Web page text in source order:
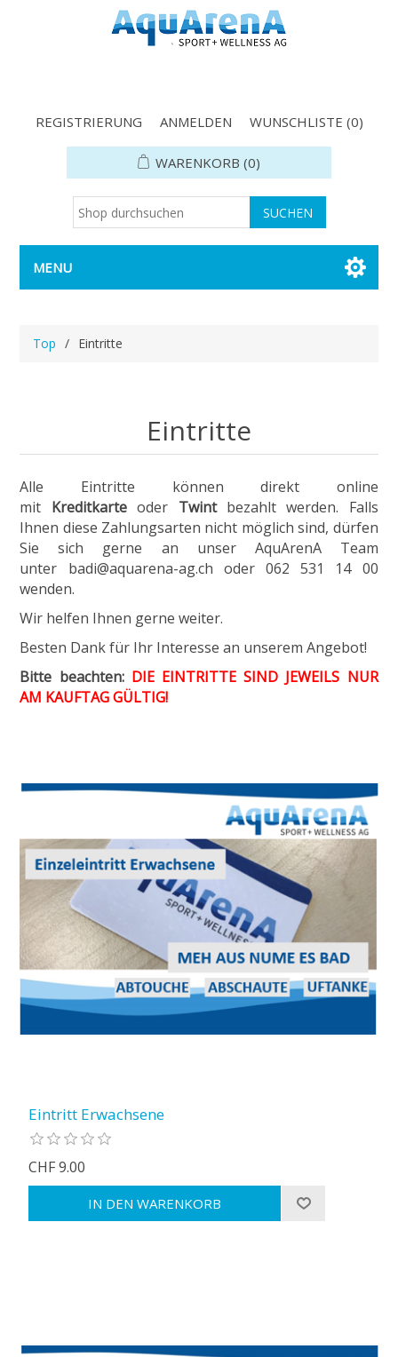
REGISTRIERUNG ANMELDEN WUNSCHLISTE (0)
WARENKORB (0)
MENU
Top / Eintritte
Eintritte
Alle Eintritte können direkt online
mit Kreditkarteoder Twintbezahlt werden. Falls
Ihnen diese Zahlungsarten nicht möglich sind, dürfen
Sie sich gerne an unser AquArenA Team
unter badi@aquarena-ag.ch oder 062 531 14 00
wenden.
Wir helfen Ihnen gerne weiter.
Besten Dank für Ihr Interesse an unserem Angebot!
Bitte beachten: DIE EINTRITTE SIND JEWEILS NUR
AM KAUFTAG GÜLTIG!
Eintritt Erwachsene
CHF 9.00